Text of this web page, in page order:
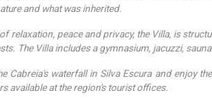
and what was inherited.
relaxation, peace and privacy, the Villa, is
The Villa includes a gymnasium, jacuzzi,
Cabreia's waterfall in Silva Escura and enjoy
available at the region's tourist offices.